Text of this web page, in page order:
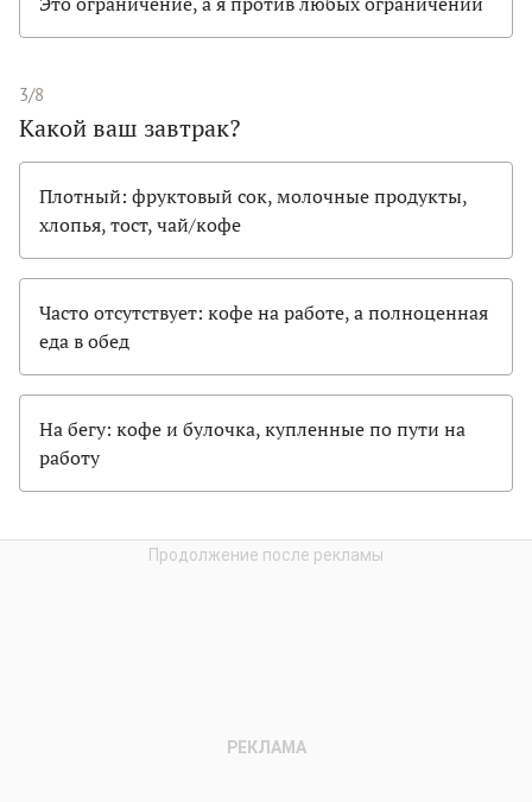
3/8
Какой ваш завтрак?
Плотный: фруктовый сок, молочные продукты,
хлопья, тост, чай/кофе
Часто отсутствует: кофе на работе, а полноценная
еда в обед
На бегу: кофе и булочка, купленные по пути на
работу